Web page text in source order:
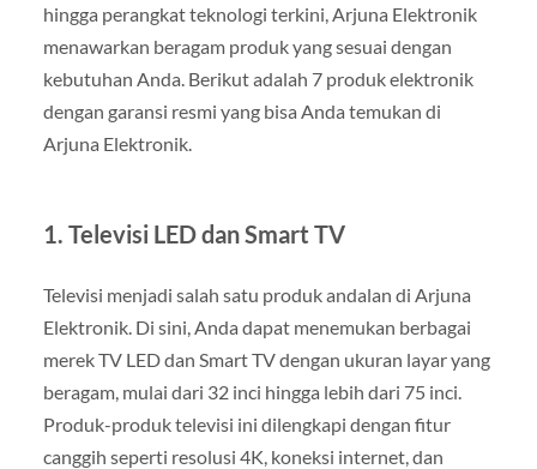
hingga perangkat teknologi terkini, Arjuna Elektronik
menawarkan beragam produk yang sesuai dengan
kebutuhan Anda. Berikut adalah 7 produk elektronik
dengan garansi resmi yang bisa Anda temukan di
Arjuna Elektronik.
1. Televisi LED dan Smart TV
Televisi menjadi salah satu produk andalan di Arjuna
Elektronik. Di sini, Anda dapat menemukan berbagai
merek TV LED dan Smart TV dengan ukuran layar yang
beragam, mulai dari 32 inci hingga lebih dari 75 inci.
Produk-produk televisi ini dilengkapi dengan fitur
canggih seperti resolusi 4K, koneksi internet, dan